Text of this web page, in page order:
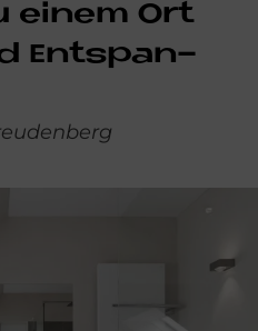
ei­nem Ort
Ent­span­